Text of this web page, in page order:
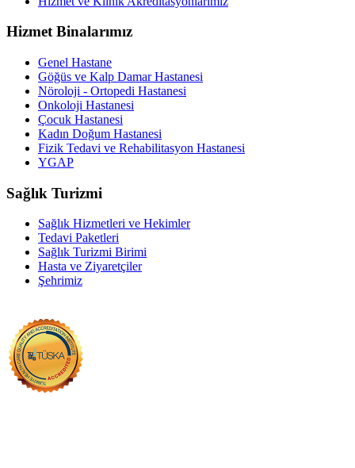
Hizmet Binalarımız
Genel Hastane
Göğüs ve Kalp Damar Hastanesi
Nöroloji - Ortopedi Hastanesi
Onkoloji Hastanesi
Çocuk Hastanesi
Kadın Doğum Hastanesi
Fizik Tedavi ve Rehabilitasyon Hastanesi
YGAP
Sağlık Turizmi
Sağlık Hizmetleri ve Hekimler
Tedavi Paketleri
Sağlık Turizmi Birimi
Hasta ve Ziyaretçiler
Şehrimiz